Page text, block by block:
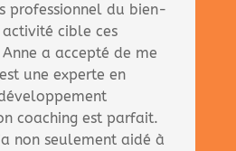
professionnel du bien-
cible ces
a accepté de me
une experte en
coaching est parfait.
non seulement aidé à